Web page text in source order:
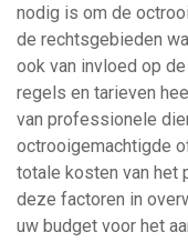
nodig is om de
de rechtsgebieden
ook van invloed op
regels en tarieven
van professionele
octrooigemachtigde
totale kosten van het
deze factoren in
uw budget voor het